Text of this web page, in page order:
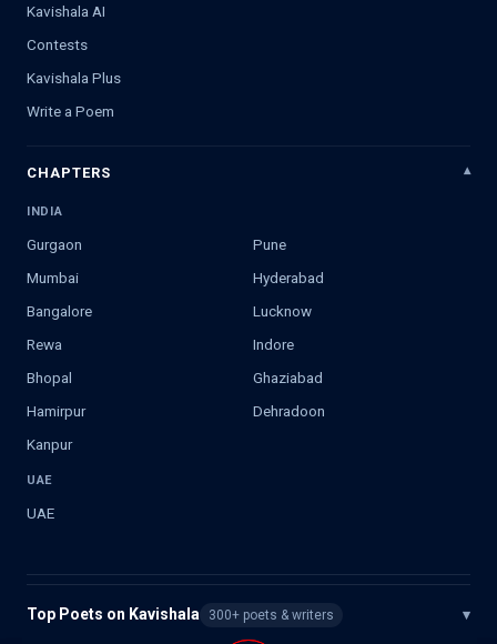
Kavishala AI
Contests
Kavishala Plus
Write a Poem
CHAPTERS
INDIA
Gurgaon
Pune
Mumbai
Hyderabad
Bangalore
Lucknow
Rewa
Indore
Bhopal
Ghaziabad
Hamirpur
Dehradoon
Kanpur
UAE
UAE
Top Poets on Kavishala 300+ poets & writers ▾